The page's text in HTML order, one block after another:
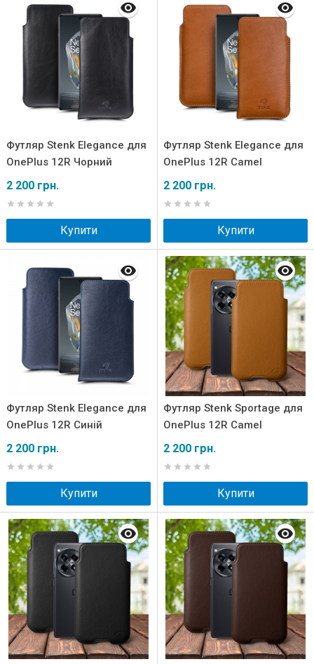
Футляр Stenk Elegance для
OnePlus 12R Чорний
2 200 грн.
Купити
Футляр Stenk Elegance для
OnePlus 12R Camel
2 200 грн.
Купити
Футляр Stenk Elegance для
OnePlus 12R Синій
2 200 грн.
Купити
Футляр Stenk Sportage для
OnePlus 12R Camel
2 200 грн.
Купити